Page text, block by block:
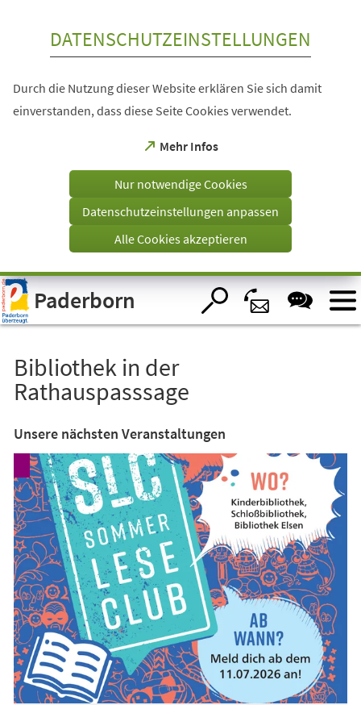
Visuelle
Assistenzsoftware
öffnen.
DATENSCHUTZEINSTELLUNGEN
Durch die Nutzung dieser Website erklären Sie sich damit
einverstanden, dass diese Seite Cookies verwendet.
Mehr Infos
(Öffnet
einem
Tab)
Nur notwendige Cookies
Datenschutzeinstellungen anpassen
Alle Cookies akzeptieren
Paderborn
Bibliothek in der
Rathauspasssage
Unsere nächsten Veranstaltungen